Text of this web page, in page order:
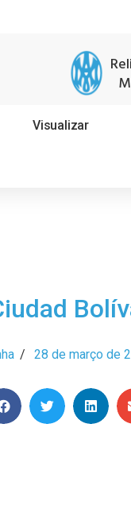
Visualizar
/ 28 de março de